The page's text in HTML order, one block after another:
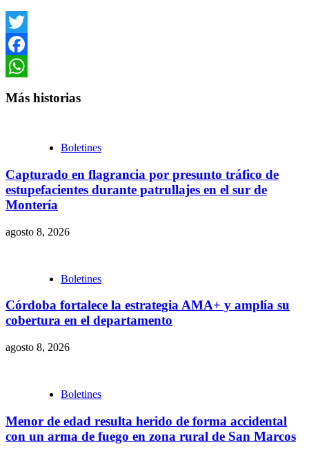
Twitter
Facebook
Más historias
Boletines
Capturado en flagrancia por presunto tráfico de
estupefacientes durante patrullajes en el sur de
Montería
agosto 8, 2026
Boletines
Córdoba fortalece la estrategia AMA+ y amplía su
cobertura en el departamento
agosto 8, 2026
Boletines
Menor de edad resulta herido de forma accidental
con un arma de fuego en zona rural de San Marcos